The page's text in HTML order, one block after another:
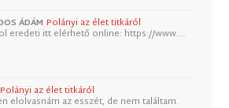
ÁDÁM Polányi az élet titkáról
eredeti itt elérhető online: https://www.…
Polányi az élet titkáról
elolvasnám az esszét, de nem találtam.